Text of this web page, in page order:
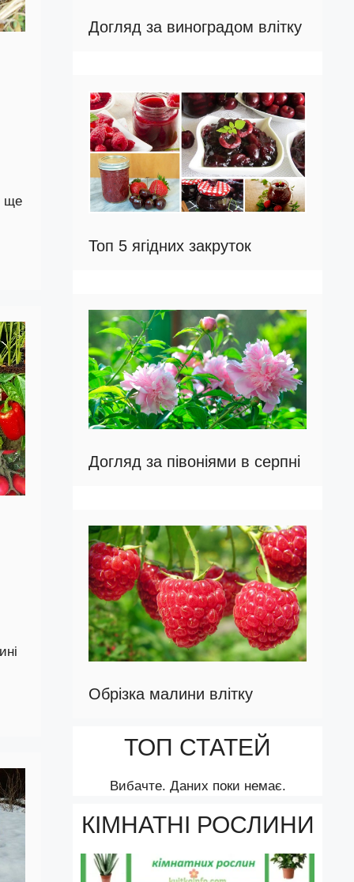
ще
Догляд за виноградом влітку
Топ 5 ягідних закруток
Догляд за півоніями в серпні
Обрізка малини влітку
ТОП СТАТЕЙ
Вибачте. Даних поки немає.
КІМНАТНІ РОСЛИНИ